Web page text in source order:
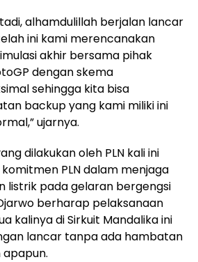
alhamdulillah berjalan lancar
ini kami merencanakan
akhir bersama pihak
dengan skema
sehingga kita bisa
backup yang kami miliki ini
ujarnya.
dilakukan oleh PLN kali ini
PLN dalam menjaga
listrik pada gelaran bergengsi
berharap pelaksanaan
kalinya di Sirkuit Mandalika ini
lancar tanpa ada hambatan